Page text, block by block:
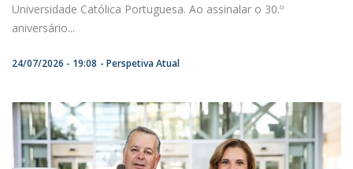
Universidade Católica Portuguesa. Ao assinalar o 30.º
aniversário...
24/07/2026 - 19:08 Perspetiva Atual